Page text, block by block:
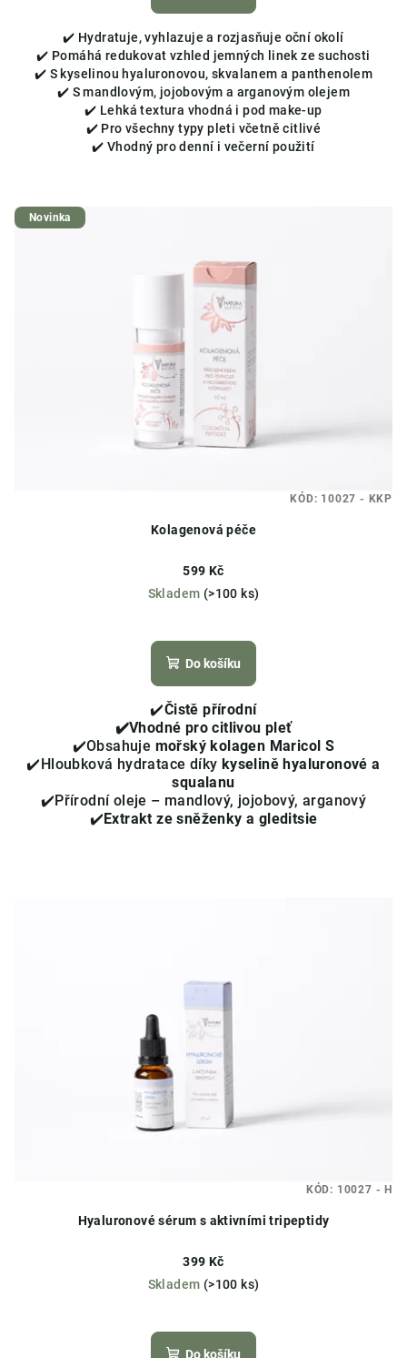
✔️ Hydratuje, vyhlazuje a rozjasňuje oční okolí
✔️ Pomáhá redukovat vzhled jemných linek ze suchosti
✔️ S kyselinou hyaluronovou, skvalanem a panthenolem
✔️ S mandlovým, jojobovým a arganovým olejem
✔️ Lehká textura vhodná i pod make-up
✔️ Pro všechny typy pleti včetně citlivé
✔️ Vhodný pro denní i večerní použití
Novinka
Kolagenová péče
599 Kč
Skladem (>100 ks)
hodnocení
produktu
z
5
hvězdiček.
Do košíku
✔️Čistě přírodní
✔️Vhodné pro citlivou pleť
✔️Obsahuje mořský kolagen Maricol S
✔️Hloubková hydratace díky kyselině hyaluronové a
squalanu
✔️Přírodní oleje – mandlový, jojobový, arganový
✔️Extrakt ze sněženky a gleditsie
KÓD: 10027 - KKP
Hyaluronové sérum s aktivními tripeptidy
399 Kč
Skladem (>100 ks)
hodnocení
produktu
Do košíku
KÓD: 10027 - H